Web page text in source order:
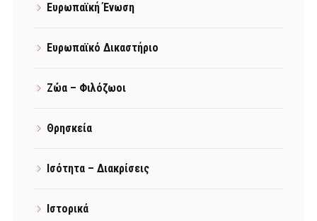
Ευρωπαϊκή Ένωση
Ευρωπαϊκό Δικαστήριο
Ζώα – Φιλόζωοι
Θρησκεία
Ισότητα – Διακρίσεις
Ιστορικά